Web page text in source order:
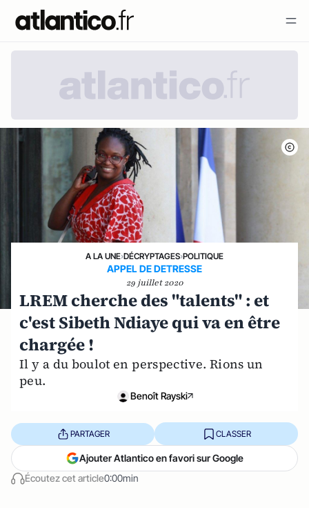
A LA UNE›DÉCRYPTAGES›POLITIQUE
APPEL DE DETRESSE
29 juillet 2020
LREM cherche des "talents" : et
c'est Sibeth Ndiaye qui va en être
chargée !
Il y a du boulot en perspective. Rions un
peu.
Benoît Rayski
Écoutez cet article0:00min
PARTAGER CLASSER
Ajouter Atlantico en favori sur Google